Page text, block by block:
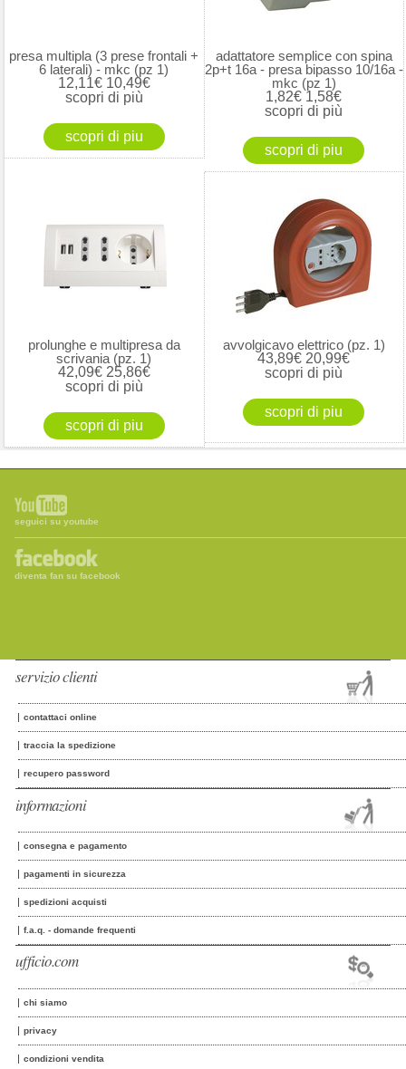
presa multipla (3 prese frontali +
6 laterali) - mkc (pz 1)
12,11€10,49€
scopri di più
adattatore semplice con spina
2p+t 16a - presa bipasso 10/16a -
mkc (pz 1)
1,82€ 1,58€
scopri di più
prolunghe e multipresa da
scrivania (pz. 1)
42,09€25,86€
scopri di più
avvolgicavo elettrico (pz. 1)
43,89€ 20,99€
scopri di più
seguici su youtube
diventa fan su facebook
servizio clienti
contattaci online
traccia la spedizione
recupero password
informazioni
consegna e pagamento
pagamenti in sicurezza
spedizioni acquisti
f.a.q. - domande frequenti
ufficio.com
chi siamo
privacy
condizioni vendita